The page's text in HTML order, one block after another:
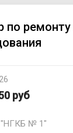
по
руб
"НГКБ № 1"